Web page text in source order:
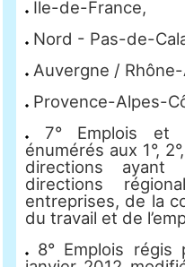
Ile-de-France,
Nord - Pas-de-
Auvergne /
Provence-Alpes-
7° Emplois et
énumérés aux 1°,
directions
directions
entreprises, de la
du travail et de
8° Emplois